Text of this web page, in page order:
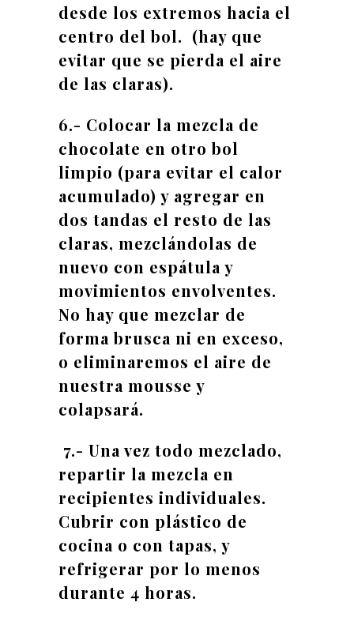
desde los extremos hacia el
centro del bol. (hay que
evitar que se pierda el aire
de las claras).
6.- Colocar la mezcla de
chocolate en otro bol
limpio (para evitar el calor
acumulado) y agregar en
dos tandas el resto de las
claras, mezclándolas de
nuevo con espátula y
movimientos envolventes.
No hay que mezclar de
forma brusca ni en exceso,
o eliminaremos el aire de
nuestra mousse y
colapsará.
7.- Una vez todo mezclado,
repartir la mezcla en
recipientes individuales.
Cubrir con plástico de
cocina o con tapas, y
refrigerar por lo menos
durante 4 horas.